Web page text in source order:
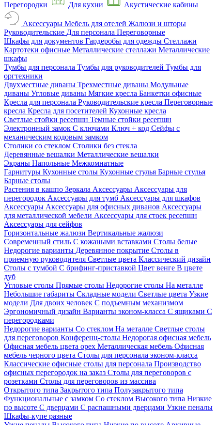
Перегородки Для кухни Акустические кабины
Аксессуары Мебель для отелей Жалюзи и шторы
Руководительские Для персонала Переговорные
Шкафы для документов Гардеробы для одежды Стеллажи
Картотеки офисные Металлические стеллажи Металлические
шкафы
Тумбы для персонала Тумбы для руководителей Тумбы для
оргтехники
Двухместные диваны Трехместные диваны Модульные
диваны Угловые диваны Мягкие кресла Банкетки офисные
Кресла для персонала Руководительские кресла Переговорные
кресла Кресла для посетителей Кухонные кресла
Светлые стойки ресепшн Темные стойки ресепшн
Электронный замок С ключами Ключ + код Сейфы с
механическим кодовым замком
Столики со стеклом Столики без стекла
Деревянные вешалки Металлические вешалки
Экраны Напольные Межкомнатные
Гарнитуры Кухонные столы Кухонные стулья Барные стулья
Барные столы
Растения в кашпо Зеркала Аксессуары Аксессуары для
перегородок Аксессуары для тумб Аксессуары для шкафов
Аксессуары Аксессуары для офисных диванов Аксессуары
для металлической мебели Аксессуары для стоек ресепшн
Аксессуары для сейфов
Горизонтальные жалюзи Вертикальные жалюзи
Современный стиль С кожаными вставками Столы белые
Недорогие варианты Деревянное покрытие Столы в
приемную руководителя Светлые цвета Классический дизайн
Столы с тумбой С брифинг-приставкой Цвет венге В цвете
дуб
Угловые столы Прямые столы Недорогие столы На металле
Небольшие габариты Складные модели Светлые цвета Узкие
модели Для двоих человек С подъемным механизмом
Эргономичный дизайн Варианты эконом-класса С ящиками С
перегородками
Недорогие варианты Со стеклом На металле Светлые столы
для переговоров Конференц-столы Недорогая офисная мебель
Офисная мебель цвета орех Металлическая мебель Офисная
мебель черного цвета Столы для персонала эконом-класса
Классические офисные столы для персонала Производство
офисных перегородок на заказ Столы для переговоров с
розетками Столы для переговоров из массива
Открытого типа Закрытого типа Полузакрытого типа
Функциональные с замком Со стеклом Высокого типа Низкие
по высоте С дверцами С распашными дверцами Узкие пеналы
Шкафы-купе разные